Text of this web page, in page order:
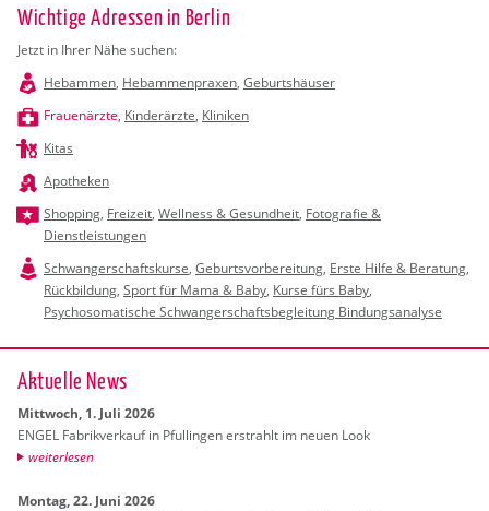
Wichtige Adressen in Berlin
Jetzt in Ihrer Nähe suchen:
Hebammen, Hebammenpraxen, Geburtshäuser
Frauenärzte, Kinderärzte, Kliniken
Kitas
Apotheken
Shopping, Freizeit, Wellness & Gesundheit, Fotografie &
Dienstleistungen
Schwangerschaftskurse, Geburtsvorbereitung, Erste Hilfe & Beratung,
Rückbildung, Sport für Mama & Baby, Kurse fürs Baby,
Psychosomatische Schwangerschaftsbegleitung Bindungsanalyse
Ak­tu­el­le News
Mitt­woch, 1. Juli 2026
ENGEL Fa­brik­ver­kauf in Pful­lin­gen er­strahlt im neuen Look
wei­ter­le­sen
Mon­tag, 22. Juni 2026